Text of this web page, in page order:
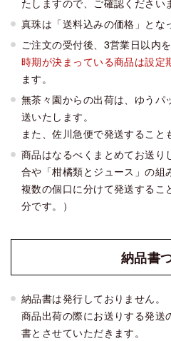
真珠は「送料込みの価格」とな
ご注文の受付後、3営業日以内
時期が決まっている商品は設定
ます。
無茶々園からの出荷は、ゆうパ
送いたします。
また、佐川急便で発送すること
商品はなるべくまとめてお送
合や「柑橘類とジュース」の組
複数の個口に分けて発送するこ
分です。）
納品書
納品書は発行しておりません。
商品出荷の際にお送りする発送
書とさせていただきます。